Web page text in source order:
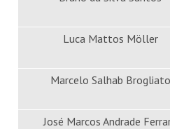
Luca Mattos Möller
Marcelo Salhab Brogliato
José Marcos Andrade